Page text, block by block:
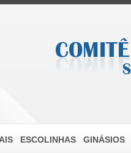
ESCOLINHAS GINÁSIOS